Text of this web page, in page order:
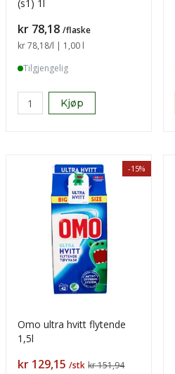
(s1) 1l
Pris
kr 78,18 /flaske
Sammenligning pris
kr 78,18/l | 1,00 l
Tilgjengelig
Kjøp
-15%
Omo ultra hvitt flytende
1,5l
Pris
kr 129,15 /stk kr 151,94